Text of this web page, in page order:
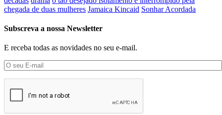
chegada de duas mulheres Jamaica Kincaid Sonhar Acordada
Subscreva a nossa Newsletter
E receba todas as novidades no seu e-mail.